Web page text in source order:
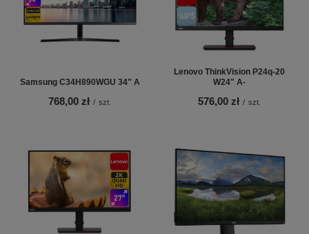
Samsung C34H890WGU 34" A
768,00 zł / szt.
Lenovo ThinkVision P24q-20
W24" A-
576,00 zł / szt.